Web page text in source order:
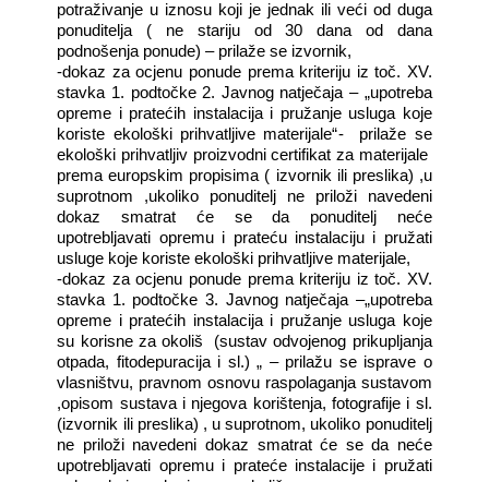
potraživanje u iznosu koji je jednak ili veći od duga
ponuditelja ( ne stariju od 30 dana od dana
podnošenja ponude) – prilaže se izvornik,
-dokaz za ocjenu ponude prema kriteriju iz toč. XV.
stavka 1. podtočke 2. Javnog natječaja – „upotreba
opreme i pratećih instalacija i pružanje usluga koje
koriste ekološki prihvatljive materijale“-
prilaže se
ekološki prihvatljiv proizvodni certifikat za materijale
prema europskim propisima ( izvornik ili preslika) ,u
suprotnom ,ukoliko ponuditelj ne priloži navedeni
dokaz smatrat će se da ponuditelj neće
upotrebljavati opremu i prateću instalaciju i pružati
usluge koje koriste ekološki prihvatljive materijale,
-dokaz za ocjenu ponude prema kriteriju iz toč. XV.
stavka 1. podtočke 3. Javnog natječaja –„upotreba
opreme i pratećih instalacija i pružanje usluga koje
su korisne za okoliš
(sustav odvojenog prikupljanja
otpada, fitodepuracija i sl.) „ – prilažu se isprave o
vlasništvu, pravnom osnovu raspolaganja sustavom
,opisom sustava i njegova korištenja, fotografije i sl.
(izvornik ili preslika) , u suprotnom, ukoliko ponuditelj
ne priloži navedeni dokaz smatrat će se da neće
upotrebljavati opremu i prateće instalacije i pružati